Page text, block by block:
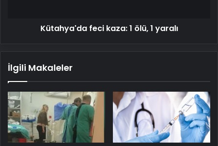
Kütahya'da feci kaza: 1 ölü, 1 yaralı
İlgili Makaleler